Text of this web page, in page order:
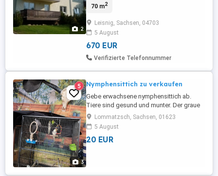
2
und Flächennutzung zum Entspannen
entscheiden - damit die Zukunft sichern
70 m2
Leisnig, Sachsen, 04703
5 August
670 EUR
Verifizierte Telefonnummer
3
5 Nymphensittich zu verkaufen
Gebe erwachsene nymphensittich ab.
Tiere sind gesund und munter. Der graue
ist die Henne,3 gelbe sind Hähne. Leben
zusammen in einer volaire. Einzeln oder
zusammen da würde ich 50 Euro nehmen
Sie sind ca 3-4 Jahre alt. Nur
Lommatzsch, Sachsen, 01623
5 August
20 EUR